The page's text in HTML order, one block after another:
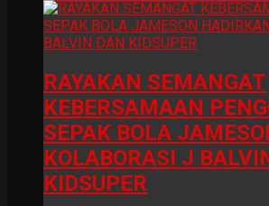
RAYAKAN SEMANGAT
KEBERSAMAAN
SEPAK BOLA
KOLABORASI J
KIDSUPER